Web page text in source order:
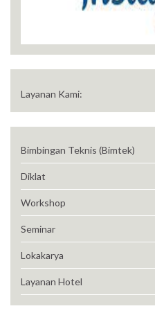
Layanan Kami:
Bimbingan Teknis (Bimtek)
Diklat
Workshop
Seminar
Lokakarya
Layanan Hotel